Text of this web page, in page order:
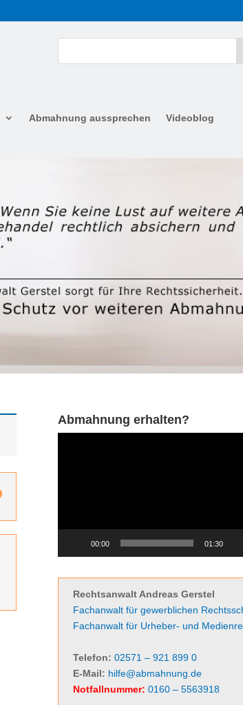
Abmahnung aussprechen
Videoblog
Abmahnung erhalten?
00:00 01:30
Rechtsanwalt Andreas Gerstel
Fachanwalt für gewerblichen
Fachanwalt für Urheber- und
Telefon: 02571 – 921 899 0
E-Mail: hilfe@abmahnung.de
Notfallnummer: 0160 – 5563918